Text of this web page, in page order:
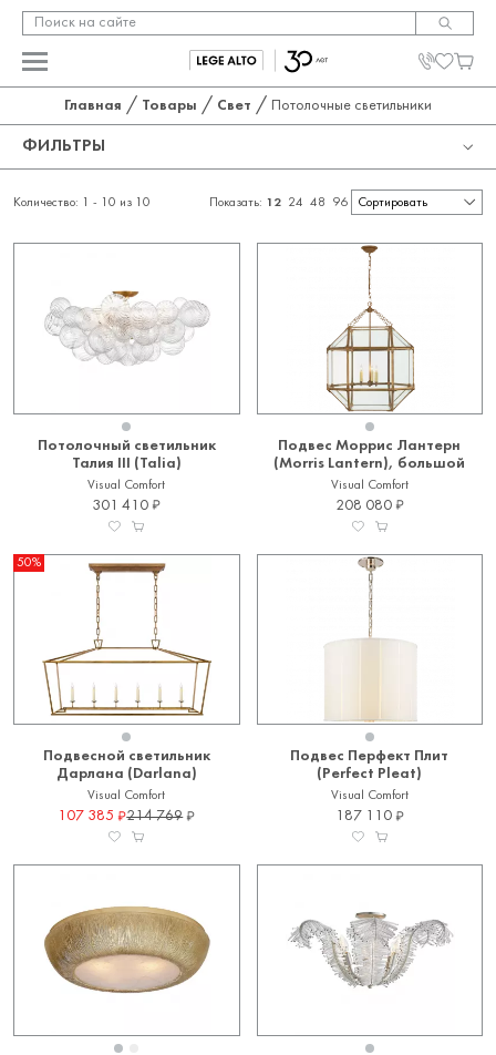
Главная / Товары / Свет / Потолочные светильники
ФИЛЬТРЫ
Потолочные светильники
Crystorama
Visual Comfort
Барбара Бэрри (Barbara Barry)
Джули Нилл (Julie Neill)
Кейт Спейд Нью Йорк (Kate Spade New York)
Келли Уэстлер (Kelly Wearstler)
Сьюзан Каслер (Suzanne Kasler)
Э. Ф. Чепмен (E. F. Chapman)
ЦЕНА
В наличии
Под заказ
Количество: 1 - 10 из 10 Показать: 12 24 48 96
Потолочный светильник
Талия III (Talia)
Visual Comfort
301 410
Подвес Моррис Лантерн
(Morris Lantern), большой
Visual Comfort
208 080
50%
Подвесной светильник
Дарлана (Darlana)
Visual Comfort
107 385 214 769
Подвес Перфект Плит
(Perfect Pleat)
Visual Comfort
187 110